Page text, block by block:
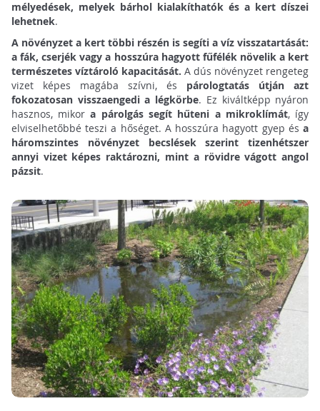
mélyedések, melyek bárhol kialakíthatók és a kert díszei
lehetnek.
A növényzet a kert többi részén is segíti a víz visszatartását:
a fák, cserjék vagy a hosszúra hagyott fűfélék növelik a kert
természetes víztároló kapacitását. A dús növényzet rengeteg
vizet képes magába szívni, és párologtatás útján azt
fokozatosan visszaengedi a légkörbe. Ez kiváltképp nyáron
hasznos, mikora párolgás segít hűteni a mikroklímát, így
elviselhetőbbé teszi a hőséget. A hosszúra hagyott gyep ésa
háromszintes növényzet becslések szerint tizenhétszer
annyi vizet képes raktározni, mint a rövidre vágott angol
pázsit.